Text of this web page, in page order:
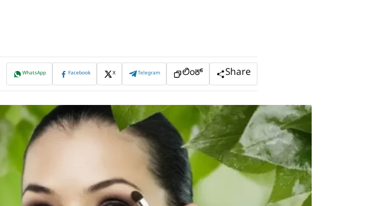
WhatsApp Facebook X Telegram ಲಿಂಕ್ Share